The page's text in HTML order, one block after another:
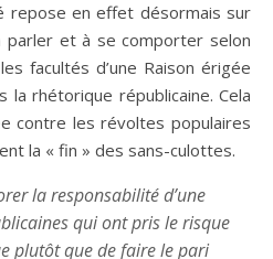
repose en effet désormais sur
parler et à se comporter selon
facultés d’une Raison érigée
la rhétorique républicaine. Cela
contre les révoltes populaires
la « fin » des sans-culottes.
la responsabilité d’une
qui ont pris le risque
plutôt que de faire le pari